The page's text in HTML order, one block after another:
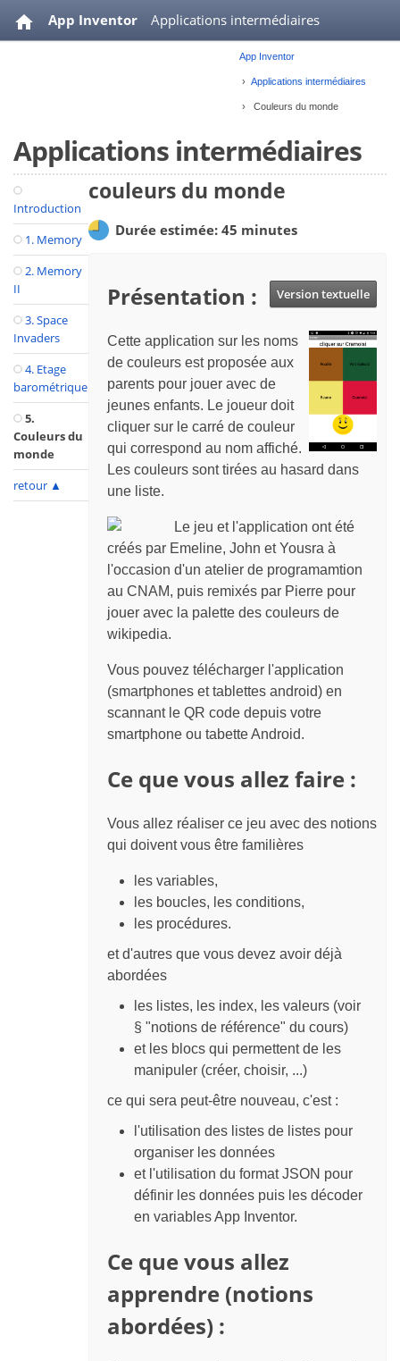
App Inventor Applications intermédiaires
App Inventor
Applications intermédiaires
Couleurs du monde
Applications intermédiaires
Introduction
1. Memory
2. Memory
II
3. Space
Invaders
4. Etage
barométrique
5.
Couleurs du
monde
retour ▲
couleurs du monde
Durée estimée: 45 minutes
Version textuelle
Présentation :
Cette application sur les noms
de couleurs est proposée aux
parents pour jouer avec de
jeunes enfants. Le joueur doit
cliquer sur le carré de couleur
qui correspond au nom affiché.
Les couleurs sont tirées au hasard dans
une liste.
Le jeu et l'application ont été
créés par Emeline, John et Yousra à
l'occasion d'un atelier de programamtion
au CNAM, puis remixés par Pierre pour
jouer avec la palette des couleurs de
wikipedia.
Vous pouvez télécharger l'application
(smartphones et tablettes android) en
scannant le QR code depuis votre
smartphone ou tabette Android.
Ce que vous allez faire :
Vous allez réaliser ce jeu avec des notions
qui doivent vous être familières
les variables,
les boucles, les conditions,
les procédures.
et d'autres que vous devez avoir déjà
abordées
les listes, les index, les valeurs (voir
§ "notions de référence" du cours)
et les blocs qui permettent de les
manipuler (créer, choisir, ...)
ce qui sera peut-être nouveau, c'est :
l'utilisation des listes de listes pour
organiser les données
et l'utilisation du format JSON pour
définir les données puis les décoder
en variables App Inventor.
Ce que vous allez
apprendre (notions
abordées) :